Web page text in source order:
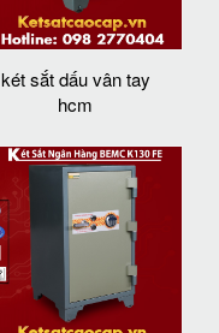
két sắt dấu vân tay
hcm